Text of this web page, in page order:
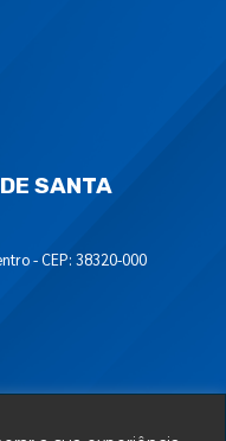
SANTA
- CEP: 38320-000